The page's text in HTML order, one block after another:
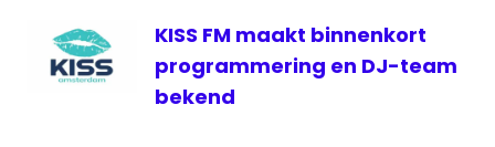
KISS FM maakt binnenkort
programmering en DJ-team
bekend